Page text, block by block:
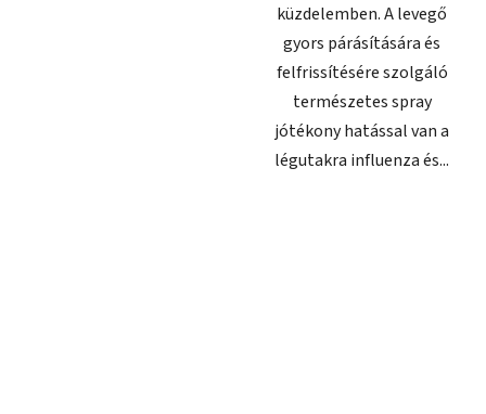
küzdelemben. A levegő
gyors párásítására és
felfrissítésére szolgáló
természetes spray
jótékony hatással van a
légutakra influenza és...